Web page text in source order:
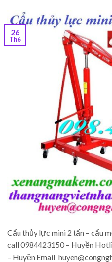
26
Th6
Cẩu thủy lực mini 2 tấn – cẩu
call 0984423150 – Huyền
– Huyền Email: